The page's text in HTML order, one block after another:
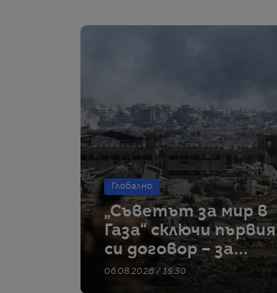
Глобално
„Съветът за мир в
Газа“ сключи първия
си договор – за
строителство на
06.08.2026 / 15:30